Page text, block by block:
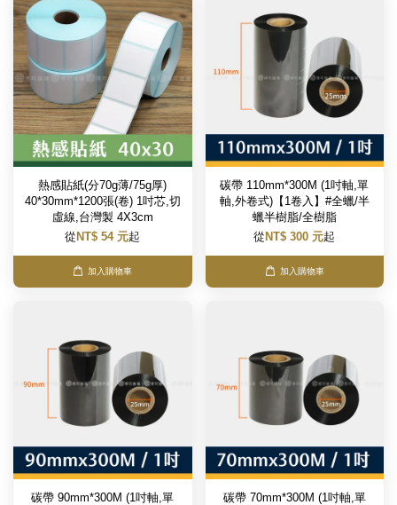
熱感貼紙(分70g薄/75g厚)
40*30mm*1200張(卷) 1吋芯,切
虛線,台灣製 4X3cm
從 NT$ 54 元起
加入購物車
碳帶 110mm*300M (1吋軸,單
軸,外卷式)【1卷入】#全蠟/半
蠟半樹脂/全樹脂
從 NT$ 300 元起
加入購物車
碳帶 90mm*300M (1吋軸,單
碳帶 70mm*300M (1吋軸,單